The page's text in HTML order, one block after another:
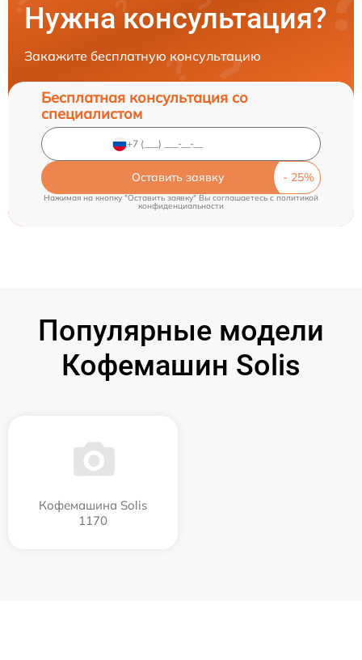
Нужна консультация?
Закажите бесплатную консультацию
Бесплатная консультация со
специалистом
Оставить заявку
Нажимая на кнопку "Оставить заявку" Вы соглашаетесь cполитикой
конфиденциальности
Популярные модели
Кофемашин Solis
Кофемашина Solis
1170